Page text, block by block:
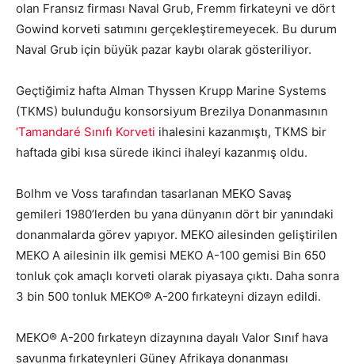
olan Fransız firması Naval Grub, Fremm firkateyni ve dört
Gowind korveti satımını gerçekleştiremeyecek. Bu durum
Naval Grub için büyük pazar kaybı olarak gösteriliyor.
Geçtiğimiz hafta Alman Thyssen Krupp Marine Systems
(TKMS) bulunduğu konsorsiyum Brezilya Donanmasının
‘Tamandaré Sınıfı Korveti ihalesini kazanmıştı, TKMS bir
haftada gibi kısa sürede ikinci ihaleyi kazanmış oldu.
Bolhm ve Voss tarafından tasarlanan MEKO Savaş
gemileri 1980’lerden bu yana dünyanın dört bir yanındaki
donanmalarda görev yapıyor. MEKO ailesinden geliştirilen
MEKO A ailesinin ilk gemisi MEKO A-100 gemisi Bin 650
tonluk çok amaçlı korveti olarak piyasaya çıktı. Daha sonra
3 bin 500 tonluk MEKO® A-200 fırkateyni dizayn edildi.
MEKO® A-200 fırkateyn dizaynına dayalı Valor Sınıf hava
savunma fırkateynleri Güney Afrikaya donanması